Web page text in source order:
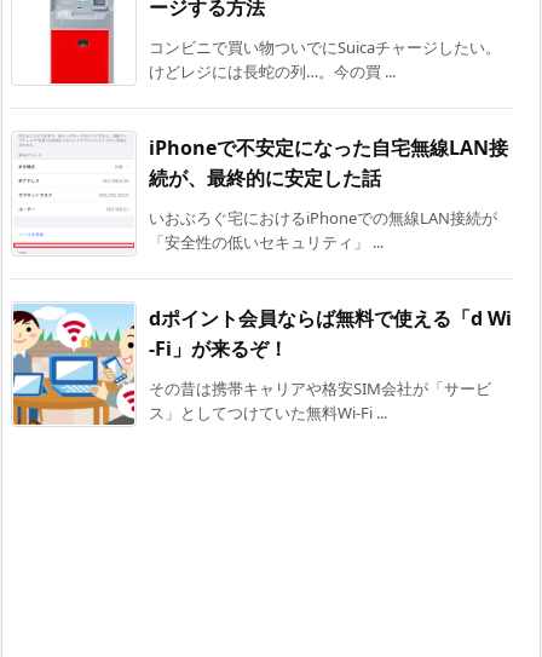
ージする方法
コンビニで買い物ついでにSuicaチャージしたい。
けどレジには長蛇の列…。今の買 ...
iPhoneで不安定になった自宅無線LAN接
続が、最終的に安定した話
いおぶろぐ宅におけるiPhoneでの無線LAN接続が
「安全性の低いセキュリティ」 ...
dポイント会員ならば無料で使える「d Wi
-Fi」が来るぞ！
その昔は携帯キャリアや格安SIM会社が「サービ
ス」としてつけていた無料Wi-Fi ...